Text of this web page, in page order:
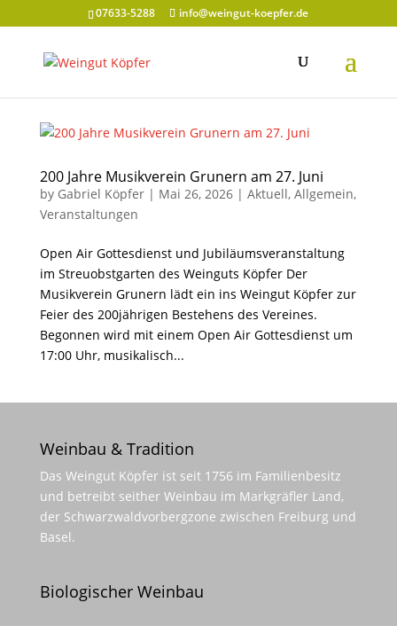
07633-5288 info@weingut-koepfer.de
200 Jahre Musikverein Grunern am 27. Juni
by Gabriel Köpfer| Mai 26, 2026| Aktuell, Allgemein,
Veranstaltungen
Open Air Gottesdienst und Jubiläumsveranstaltung
im Streuobstgarten des Weinguts Köpfer Der
Musikverein Grunern lädt ein ins Weingut Köpfer zur
Feier des 200jährigen Bestehens des Vereines.
Begonnen wird mit einem Open Air Gottesdienst um
17:00 Uhr, musikalisch...
Weinbau & Tradition
Das Weingut Köpfer ist seit 1756 im Familienbesitz
und betreibt seither Weinbau im Markgräfler Land,
der Schwarzwaldvorbergzone zwischen Freiburg und
Basel.
Biologischer Weinbau